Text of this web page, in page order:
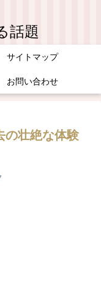
話題
サイトマップ
お問い合わせ
の壮絶な体験